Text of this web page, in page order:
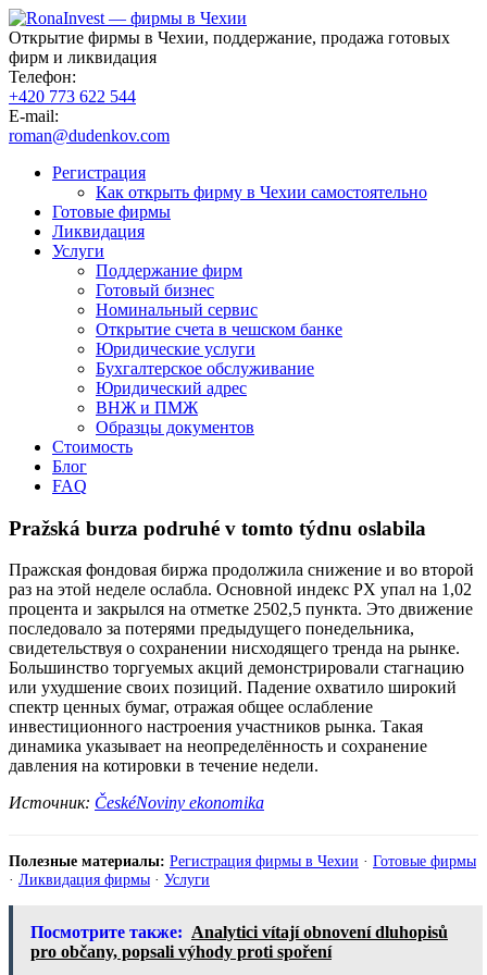
Открытие фирмы в Чехии, поддержание, продажа готовых
фирм и ликвидация
Телефон:
+420 773 622 544
E-mail:
roman@dudenkov.com
Регистрация
Как открыть фирму в Чехии самостоятельно
Готовые фирмы
Ликвидация
Услуги
Поддержание фирм
Готовый бизнес
Номинальный сервис
Открытие счета в чешском банке
Юридические услуги
Бухгалтерское обслуживание
Юридический адрес
ВНЖ и ПМЖ
Образцы документов
Стоимость
Блог
FAQ
Pražská burza podruhé v tomto týdnu oslabila
Пражская фондовая биржа продолжила снижение и во второй
раз на этой неделе ослабла. Основной индекс PX упал на 1,02
процента и закрылся на отметке 2502,5 пункта. Это движение
последовало за потерями предыдущего понедельника,
свидетельствуя о сохранении нисходящего тренда на рынке.
Большинство торгуемых акций демонстрировали стагнацию
или ухудшение своих позиций. Падение охватило широкий
спектр ценных бумаг, отражая общее ослабление
инвестиционного настроения участников рынка. Такая
динамика указывает на неопределённость и сохранение
давления на котировки в течение недели.
Источник: ČeskéNoviny ekonomika
Полезные материалы: Регистрация фирмы в Чехии · Готовые фирмы
· Ликвидация фирмы · Услуги
Посмотрите также: Analytici vítají obnovení dluhopisů
pro občany, popsali výhody proti spoření